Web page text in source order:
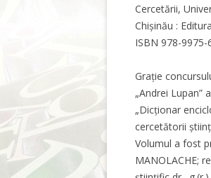
Cercetării,
Chișinău :
ISBN 978-9975-
Grație
„Andrei Lupan”
„Dicționar
cercetătorii
Volumul a fost
MANOLACHE;